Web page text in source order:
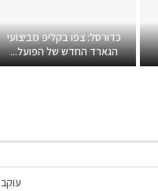
כדורסל: צפו בקליפ מביצועי
הגארד החדש של הפועל...
עוקב